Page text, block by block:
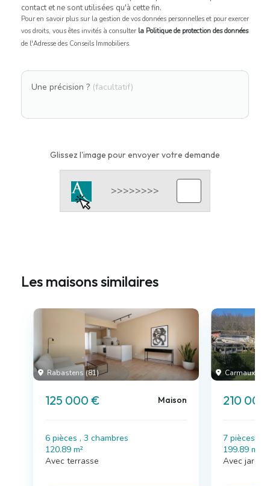
contact et ne sont utilisées qu'à cette fin.
Pour en savoir plus sur la gestion de vos données personnelles et pour exercer
vos droits, vous êtes invités à consulter la Politique de protection des données
de l'Adresse des Conseils Immobiliers.
Une précision ? (facultatif)
Glissez l'image pour envoyer votre demande
Les maisons similaires
Rabastens (81)
125 000 € Maison
6 pièces , 3 chambres
120.89 m²
Avec terrasse
Carmaux (81)
210
7 pièces , 4
199.89 m²
Avec